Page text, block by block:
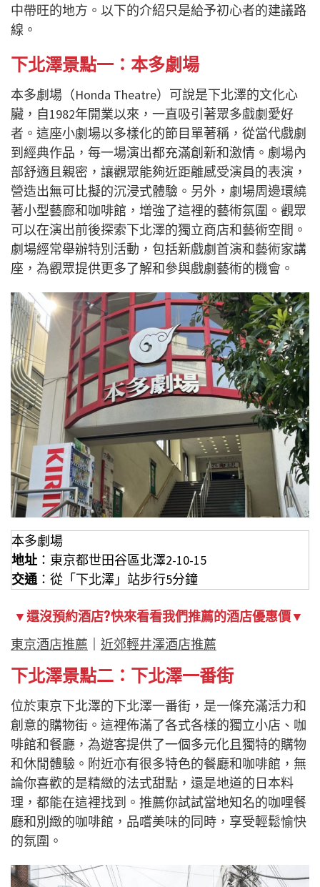
中帶旺的地方。以下的介紹只是給予初心者的建議路
線。
下北澤景點一：本多劇場
本多劇場（Honda Theatre）可說是下北澤的文化心
臟，自1982年開業以來，一直吸引著眾多戲劇愛好
者。這座小劇場以多樣化的節目單著稱，從當代戲劇
到經典作品，每一場演出都充滿創新和激情。劇場內
部舒適且親密，讓觀眾能夠近距離感受演員的表演，
營造出無可比擬的沉浸式體驗。另外，劇場周邊環繞
著小型藝廊和咖啡館，增強了這裡的藝術氛圍。觀眾
可以在演出前後探索下北澤的獨立商店和藝術空間。
劇場經常舉辦特別活動，包括新戲劇首演和藝術家講
座，為觀眾提供更多了解和參與戲劇藝術的機會。
本多劇場
地址 ：東京都世田谷區北澤2-10-15
交通：從「下北澤」站步行5分鐘
▼還沒預約酒店?快來看看我們推薦的酒店優惠價▼
東京酒店推薦 ｜ 近郊輕井澤酒店推薦
下北澤景點二：下北澤一番街
位於東京下北澤的下北澤一番街，是一條充滿活力和
創意的購物街。這裡佈滿了各式各樣的獨立小店、咖
啡館和餐廳，為遊客提供了一個多元化且獨特的購物
和休閒體驗。附近亦有很多特色的餐廳和咖啡館，無
論你喜歡的是精緻的法式甜點，還是地道的日本料
理，都能在這裡找到。推薦你試試當地知名的咖哩餐
廳和別緻的咖啡館，品嚐美味的同時，享受輕鬆愉快
的氛圍。